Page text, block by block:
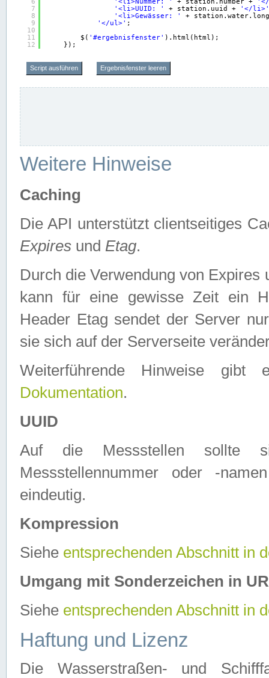
7
8
9
10
11
12
'<li>UUID: '
+ station.uuid +
'</li>'
'<li>Gewässer: '
+
'</ul>' ;
$( '#ergebnisfenster' ).html(html);
});
Script ausführen Ergebnisfenster leeren
Weitere Hinweise
Caching
Die API unterstützt clientseitiges
Expires und Etag.
Durch die Verwendung von
kann für eine gewisse Zeit ein
Header Etag sendet der Server
sie sich auf der Serverseite
Weiterführende Hinweise
Dokumentation.
UUID
Auf die Messstellen sollte
Messstellennummer oder -
eindeutig.
Kompression
Siehe entsprechenden Abschnitt in
Umgang mit Sonderzeichen in
Siehe entsprechenden Abschnitt in
Haftung und Lizenz
Die Wasserstraßen- und